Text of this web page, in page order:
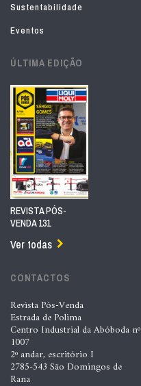
Sustentabilidade
Eventos
ÚLTIMA EDIÇÃO
REVISTA PÓS-
VENDA 131
Ver todas
CONTACTOS
Revista Pós-Venda
Estrada de Polima
Centro Industrial da Abóboda nº
1007
2º andar, escritório I
2785-543 São Domingos de
Rana